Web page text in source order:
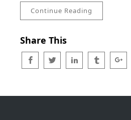
Continue Reading
Share This